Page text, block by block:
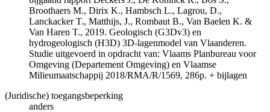
Broothaers M., Dirix K., Hambsch L., Lagrou, D.,
Lanckacker T., Matthijs, J., Rombaut B., Van Baelen K. &
Van Haren T., 2019. Geologisch (G3Dv3) en
hydrogeologisch (H3D) 3D-lagenmodel van Vlaanderen.
Studie uitgevoerd in opdracht van: Vlaams Planbureau voor
Omgeving (Departement Omgeving) en Vlaamse
Milieumaatschappij 2018/RMA/R/1569, 286p. + bijlagen
(Juridische) toegangsbeperking
anders